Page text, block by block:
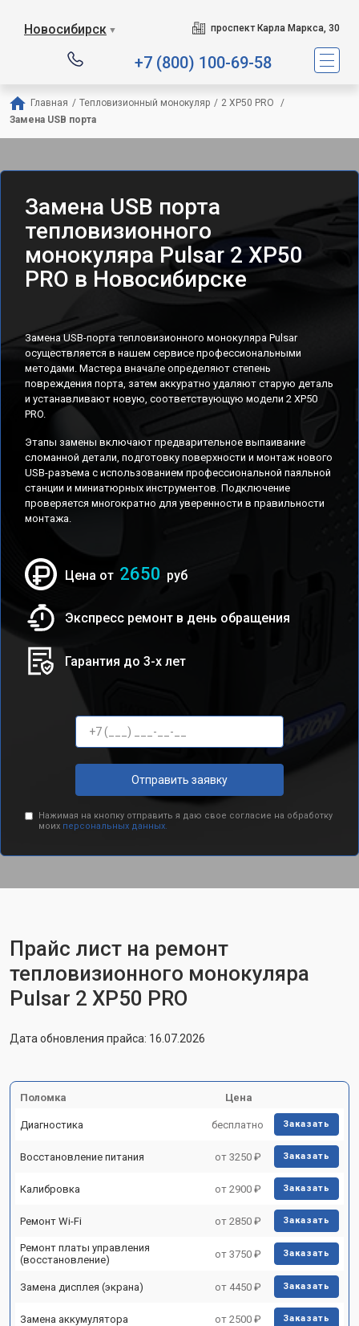
Новосибирск ▼ проспект Карла Маркса, 30
+7 (800) 100-69-58
Главная / Тепловизионный монокуляр / 2 XP50 PRO
/
Замена USB порта
Замена USB порта
тепловизионного
монокуляра Pulsar 2 XP50
PRO в Новосибирске
Замена USB-порта тепловизионного монокуляра Pulsar
осуществляется в нашем сервисе профессиональными
методами. Мастера вначале определяют степень
повреждения порта, затем аккуратно удаляют старую деталь
и устанавливают новую, соответствующую модели 2 XP50
PRO.
Этапы замены включают предварительное выпаивание
сломанной детали, подготовку поверхности и монтаж нового
USB-разъема с использованием профессиональной паяльной
станции и миниатюрных инструментов. Подключение
проверяется многократно для уверенности в правильности
монтажа.
Цена от 2650 руб
Экспресс ремонт в день обращения
Гарантия до 3-х лет
Отправить заявку
Нажимая на кнопку отправить я даю свое согласие на обработку
моих персональных данных.
Прайс лист на ремонт
тепловизионного монокуляра
Pulsar 2 XP50 PRO
Дата обновления прайса: 16.07.2026
Поломка Цена
Диагностика бесплатно Заказать
Восстановление питания от 3250 ₽ Заказать
Калибровка от 2900 ₽ Заказать
Ремонт Wi-Fi от 2850 ₽ Заказать
Ремонт платы управления
(восстановление)
от 3750 ₽ Заказать
Замена дисплея (экрана) от 4450 ₽ Заказать
Замена аккумулятора от 2500 ₽ Заказать